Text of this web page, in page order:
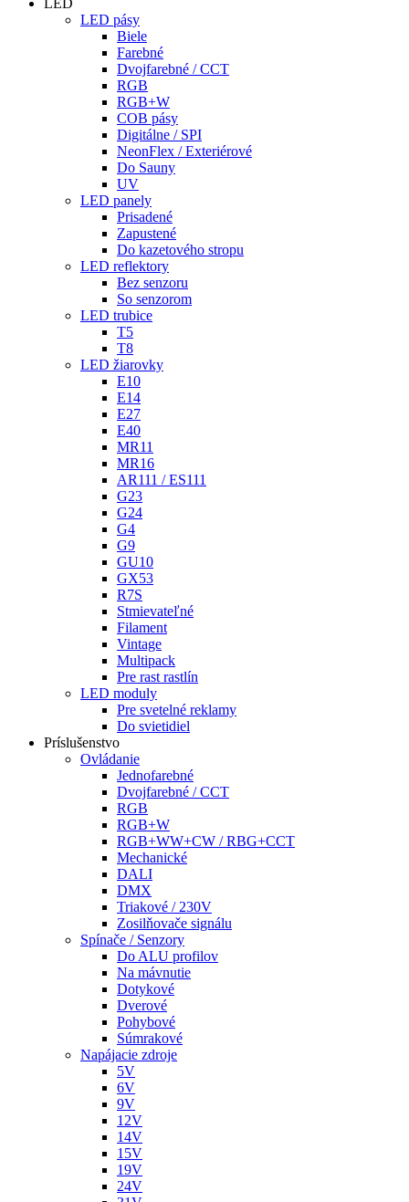
LED
LED pásy
Biele
Farebné
Dvojfarebné / CCT
RGB
RGB+W
COB pásy
Digitálne / SPI
NeonFlex / Exteriérové
Do Sauny
UV
LED panely
Prisadené
Zapustené
Do kazetového stropu
LED reflektory
Bez senzoru
So senzorom
LED trubice
T5
T8
LED žiarovky
E10
E14
E27
E40
MR11
MR16
AR111 / ES111
G23
G24
G4
G9
GU10
GX53
R7S
Stmievateľné
Filament
Vintage
Multipack
Pre rast rastlín
LED moduly
Pre svetelné reklamy
Do svietidiel
Príslušenstvo
Ovládanie
Jednofarebné
Dvojfarebné / CCT
RGB
RGB+W
RGB+WW+CW / RBG+CCT
Mechanické
DALI
DMX
Triakové / 230V
Zosilňovače signálu
Spínače / Senzory
Do ALU profilov
Na mávnutie
Dotykové
Dverové
Pohybové
Súmrakové
Napájacie zdroje
5V
6V
9V
12V
14V
15V
19V
24V